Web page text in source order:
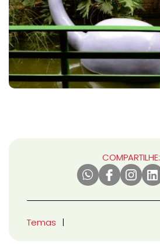
COMPARTILHE:
Temas